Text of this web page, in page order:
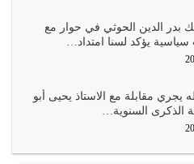
عن ذكر الله وعن هدى الله
ولاءً وطاعة للشيطان كلما كانوا
بدر الدين الحوثي في حوار مع
يؤكد لسنا امتداد…
يجري مقابلة مع الاستاذ يحيى أبو
الذكرى السنوية…